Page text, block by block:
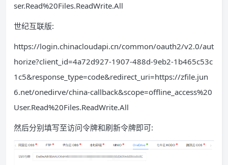
ser.Read%20Files.ReadWrite.All
世纪互联版:
https://login.chinacloudapi.cn/common/oauth2/v2.0/aut
horize?client_id=4a72d927-1907-488d-9eb2-1b465c53c
1c5&response_type=code&redirect_uri=https://zfile.jun
6.net/onedirve/china-callback&scope=offline_access%20
User.Read%20Files.ReadWrite.All
然后分别填写至访问令牌和刷新令牌即可: